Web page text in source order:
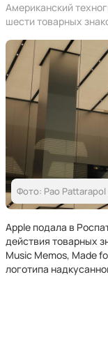
Американский
шести товарных
Фото: Pao
Apple подала в
действия товарных
Music Memos, Made
логотипа